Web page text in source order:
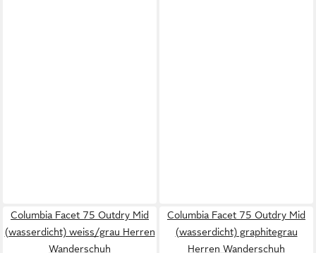
Columbia Facet 75 Outdry Mid
(wasserdicht) weiss/grau Herren
Wanderschuh
Columbia Facet 75 Outdry Mid
(wasserdicht) graphitegrau
Herren Wanderschuh